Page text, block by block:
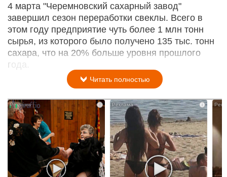
4 марта "Черемновский сахарный завод"
завершил сезон переработки свеклы. Всего в
этом году предприятие чуть более 1 млн тонн
сырья, из которого было получено 135 тыс. тонн
сахара, что на 20% больше уровня прошлого
года.
Читать полностью
i